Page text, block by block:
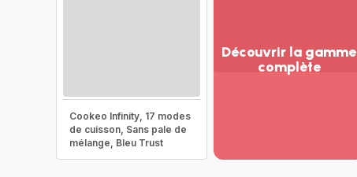
Cookeo Infinity, 17 modes
de cuisson, Sans pale de
mélange, Bleu Trust
Découvrir la gamme
complète
gamme